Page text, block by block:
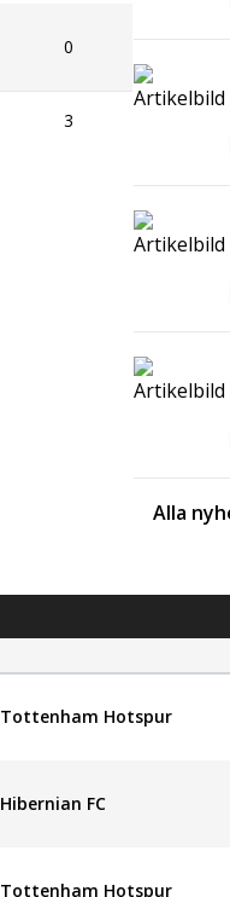
0
3
Alla
Tottenham Hotspur
Hibernian FC
Tottenham Hotspur